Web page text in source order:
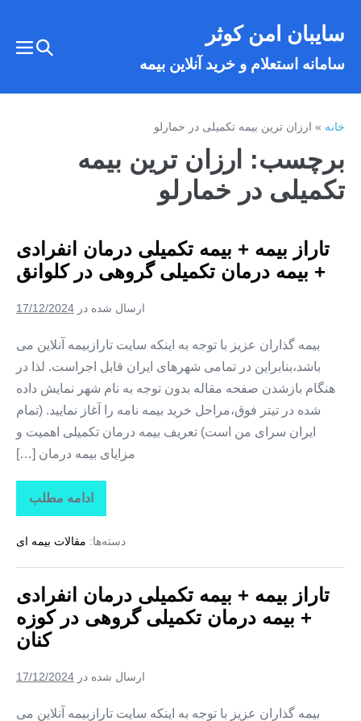
سایبان امن کوثر
سامانه استعلام و خرید آنلاین بیمه
تغییر
خانه»ارزان ترین بیمه تکمیلی در خمارلو
برچسب: ارزان ترین بیمه
تکمیلی در خمارلو
تاراز بیمه + بیمه تکمیلی درمان انفرادی
+ بیمه درمان تکمیلی گروهی در کلوانق
ارسال شده در 17/12/2024
بیمه گذاران عزیز با توجه به اینکه سایت تارازبیمه آنلاین می
باشد،بنابراین در تمامی شهرهای ایران قابل اجراست. لذا در
هنگام بازشدن صفحه مقاله بدون توجه به نام شهر نمایش داده
شده در تیتر فوق،مراحل خرید بیمه نامه را آغاز نمایید. (تمام
ایران سرای من است) تعریف بیمه درمان تکمیلی اهمیت و
مزایای بیمه درمان […]
ادامه مطلب
تاراز
بیمه
بیمه
درمان
+
بیمه
درمان
تکمیلی
گروهی
کلوانق
دسته‌ها: مقالات بیمه ای
تاراز بیمه + بیمه تکمیلی درمان انفرادی
+ بیمه درمان تکمیلی گروهی در کوزه
کنان
ارسال شده در 17/12/2024
بیمه گذاران عزیز با توجه به اینکه سایت تارازبیمه آنلاین می